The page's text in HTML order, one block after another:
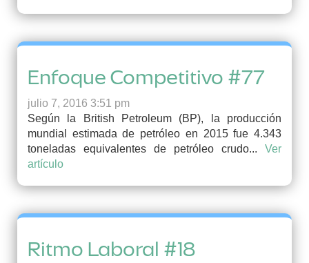
Enfoque Competitivo #77
julio 7, 2016 3:51 pm
Según la British Petroleum (BP), la producción
mundial estimada de petróleo en 2015 fue 4.343
toneladas equivalentes de petróleo crudo... Ver
artículo
Ritmo Laboral #18